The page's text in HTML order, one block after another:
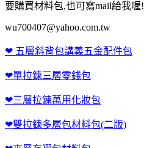
要購買材料包,也可寫mail給我喔!
wu700407@yahoo.com.tw
❤ 五層斜背包講義五金配件包
❤單拉錬三層零錢包
❤三層拉鍊萬用化妝包
❤雙拉鍊多層包材料包(二版)